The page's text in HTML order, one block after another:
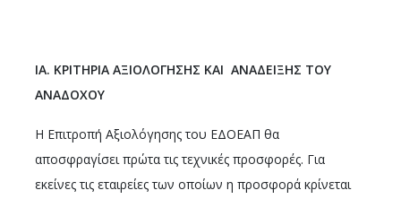
ΙΑ. ΚΡΙΤΗΡΙΑ ΑΞΙΟΛΟΓΗΣΗΣ ΚΑΙ ΑΝΑΔΕΙΞΗΣ ΤΟΥ
ΑΝΑΔΟΧΟΥ
Η Επιτροπή Αξιολόγησης του ΕΔΟΕΑΠ θα
αποσφραγίσει πρώτα τις τεχνικές προσφορές. Για
εκείνες τις εταιρείες των οποίων η προσφορά κρίνεται